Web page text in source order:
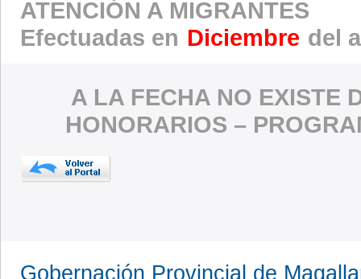
ATENCIÓN A MIGRANTES
Efectuadas en Diciembre del
A LA FECHA NO EXISTE
HONORARIOS –
Gobernación Provincial de